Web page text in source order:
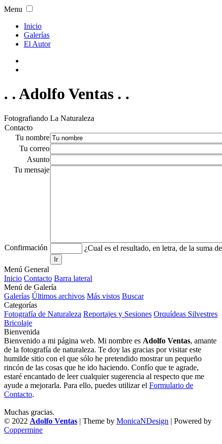
Menu
Inicio
Galerías
El Autor
. . Adolfo Ventas . .
Fotografiando La Naturaleza
Contacto
Tu nombre
Tu correo
Asunto
Tu mensaje
Confirmación ¿Cual es el resultado, en letra, de la suma
Ir
Menú General
Inicio Contacto Barra lateral
Menú de Galería
Galerías Últimos archivos Más vistos Buscar
Categorías
Fotografía de Naturaleza Reportajes y Sesiones Orquídeas Silvestres
Bricolaje
Bienvenida
Bienvenido a mi página web. Mi nombre es Adolfo Ventas, amante
de la fotografía de naturaleza. Te doy las gracias por visitar este
humilde sitio con el que sólo he pretendido mostrar un pequeño
rincón de las cosas que he ido haciendo. Confío que te agrade,
estaré encantado de leer cualquier sugerencia al respecto que me
ayude a mejorarla. Para ello, puedes utilizar el Formulario de
Contacto.
Muchas gracias.
© 2022 Adolfo Ventas | Theme by MonicaNDesign | Powered by
Coppermine